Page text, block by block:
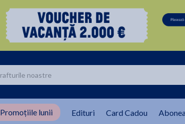
Promoțiile lunii Edituri Card Cadou